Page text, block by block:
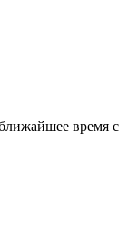
время с